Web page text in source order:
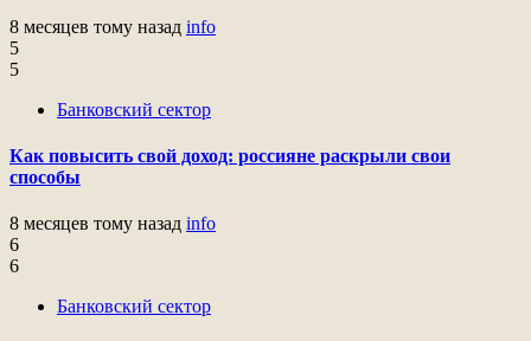
8 месяцев тому назад info
5
5
Банковский сектор
Как повысить свой доход: россияне раскрыли свои
способы
8 месяцев тому назад info
6
6
Банковский сектор